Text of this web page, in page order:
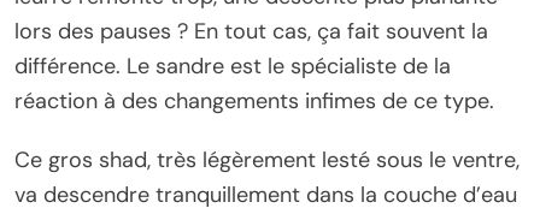
lors des pauses ? En tout cas, ça fait souvent la
différence. Le sandre est le spécialiste de la
réaction à des changements infimes de ce type.
Ce gros shad, très légèrement lesté sous le ventre,
va descendre tranquillement dans la couche d’eau